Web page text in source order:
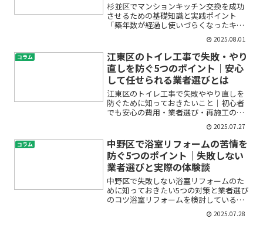
杉並区でマンションキッチン交換を成功
させるための基礎知識と実践ポイント
「築年数が経過し使いづらくなったキッ
チンを新しくしたい」「中古マンション
購入後、理想のキッチンにリフォームし
たいけどどれくらい費用がかかるの？」
こんな悩みや不安をお持ちの...
2025.08.01
コラム
江東区のトイレ工事で失敗・やり
直しを防ぐ5つのポイント｜安心
して任せられる業者選びとは
江東区のトイレ工事で失敗ややり直しを
防ぐために知っておきたいこと｜初心者
でも安心の費用・業者選び・再施工の注
意点トイレ工事を検討しているけれど、
「どんな業者に頼めば良いの？」「費用
はどのくらいかかるの？」「もし失敗し
たらどうしよう…」と不安...
2025.07.27
コラム
中野区で浴室リフォームの苦情を
防ぐ5つのポイント｜失敗しない
業者選びと実際の体験談
中野区で失敗しない浴室リフォームのた
めに知っておきたい5つの対策と業者選び
のコツ浴室リフォームを検討している
と、「本当に希望通りに仕上がるのか
な？」「リフォーム後に不具合やトラブ
2025.07.28